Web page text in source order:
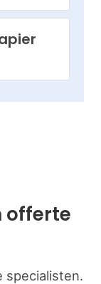
offerte
specialisten.